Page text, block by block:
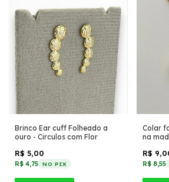
Brinco Ear cuff Folheado a
ouro - Circulos com Flor
R$ 5,00
R$ 4,75 NO PIX
Colar
na
R$
R$ 8,55